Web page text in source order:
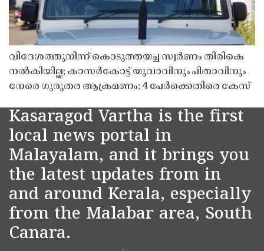
വിദേശത്തുനിന്ന് കൊടുത്തയച്ച സ്വർണം തിരികെ
നൽകിയില്ല; കാസർകോട്ട് യുവാവിനും പിതാവിനും
നേരെ ഗുരുതര ആക്രമണം; 4 പേർക്കെതിരെ കേസ്
Kasaragod Vartha is the first
local news portal in
Malayalam, and it brings you
the latest updates from in
and around Kerala, especially
from the Malabar area, South
Canara.